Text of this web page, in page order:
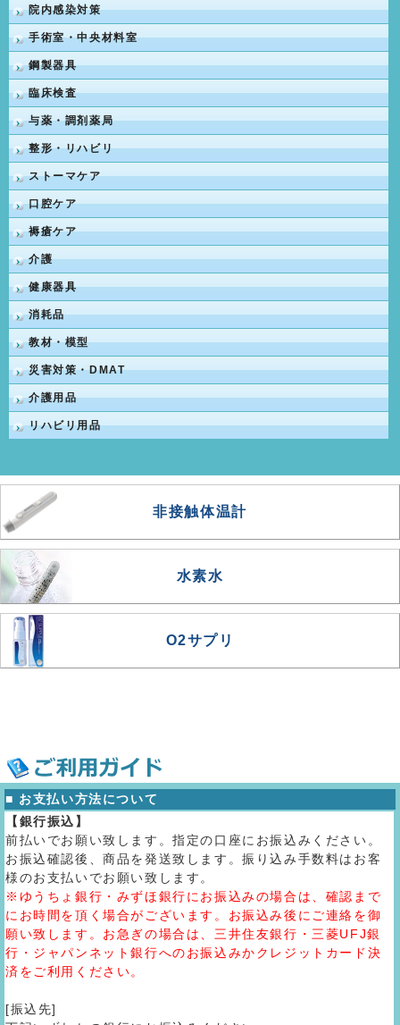
院内感染対策
手術室・中央材料室
鋼製器具
臨床検査
与薬・調剤薬局
整形・リハビリ
ストーマケア
口腔ケア
褥瘡ケア
介護
健康器具
消耗品
教材・模型
災害対策・DMAT
介護用品
リハビリ用品
非接触体温計
水素水
O2サプリ
■ お支払い方法について
【銀行振込】
前払いでお願い致します。指定の口座にお振込みください。
お振込確認後、商品を発送致します。振り込み手数料はお客
様のお支払いでお願い致します。
※ゆうちょ銀行・みずほ銀行にお振込みの場合は、確認まで
にお時間を頂く場合がございます。お振込み後にご連絡を御
願い致します。お急ぎの場合は、三井住友銀行・三菱UFJ銀
行・ジャパンネット銀行へのお振込みかクレジットカード決
済をご利用ください。
[振込先]